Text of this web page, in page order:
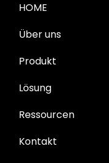
HOME
Über uns
Produkt
Lösung
Ressourcen
Kontakt